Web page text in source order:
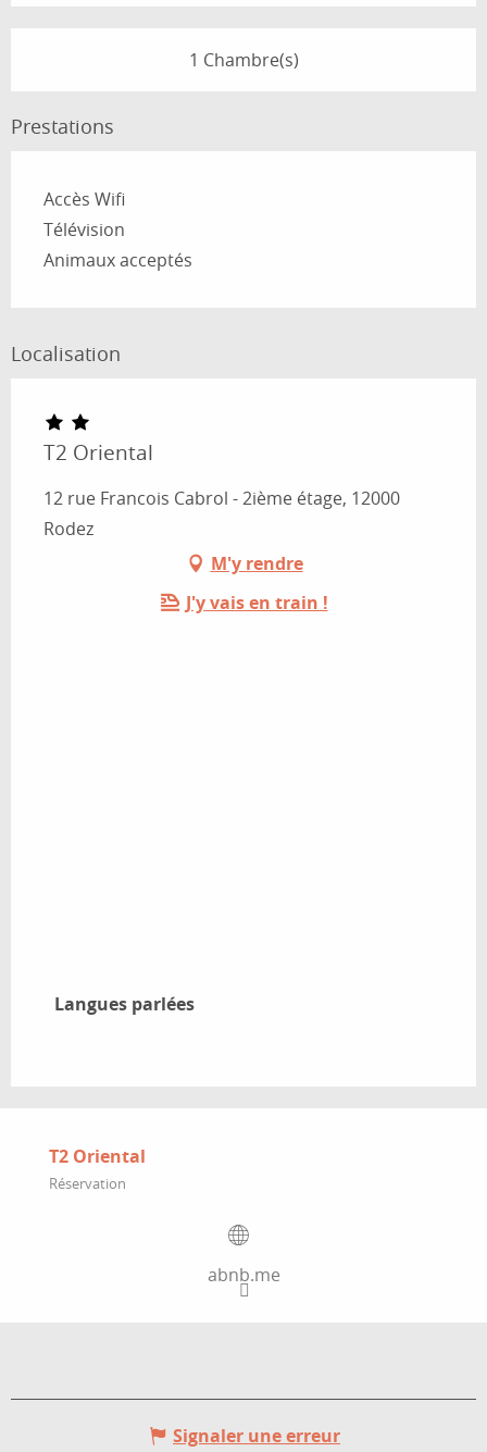
1 Chambre(s)
Prestations
Accès Wifi
Télévision
Animaux acceptés
Localisation
T2 Oriental
12 rue Francois Cabrol - 2ième étage, 12000
Rodez
M'y rendre
J'y vais en train !
Langues parlées
Langues parlées
T2 Oriental
Réservation
abnb.me
Signaler une erreur